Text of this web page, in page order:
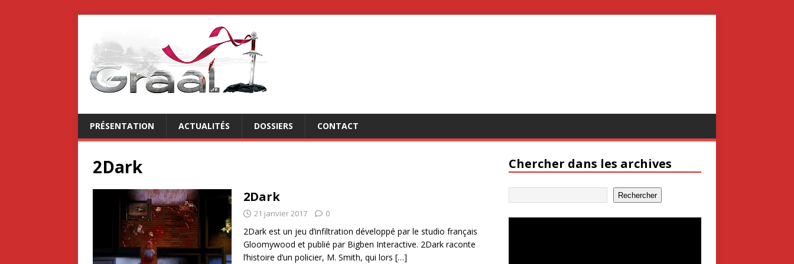
PRÉSENTATION ACTUALITÉS DOSSIERS CONTACT
2Dark
2Dark
21 janvier 2017 0
2Dark est un jeu d’infiltration développé par le studio français
Gloomywood et publié par Bigben Interactive. 2Dark raconte
l’histoire d’un policier, M. Smith, qui lors […]
Chercher dans les archives
Rechercher